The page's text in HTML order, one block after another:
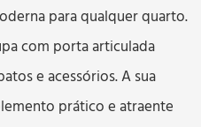
para qualquer quarto.
com porta articulada
e acessórios. A sua
prático e atraente